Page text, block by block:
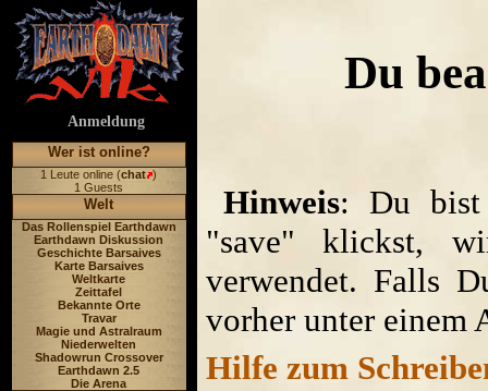
Anmeldung
Wer ist online?
1 Leute online (chat )
1 Guests
Welt
Das Rollenspiel Earthdawn
Earthdawn Diskussion
Geschichte Barsaives
Karte Barsaives
Weltkarte
Zeittafel
Bekannte Orte
Travar
Magie und Astralraum
Niederwelten
Shadowrun Crossover
Earthdawn 2.5
Die Arena
Du
Hinweis: Du bist
"save" klickst,
verwendet. Falls
vorher unter einem
Hilfe zum